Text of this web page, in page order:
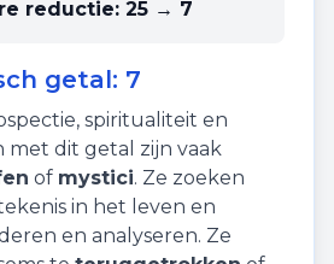
reductie: 25 → 7
getal: 7
, spiritualiteit en
met dit getal zijn vaak
of mystici. Ze zoeken
in het leven en
en analyseren. Ze